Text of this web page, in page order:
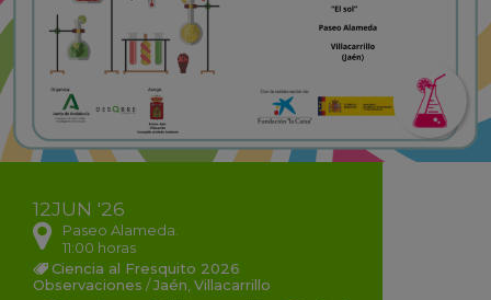
12JUN '26
Paseo Alameda.
11:00 horas
Ciencia al Fresquito 2026
Observaciones / Jaén Villacarrillo